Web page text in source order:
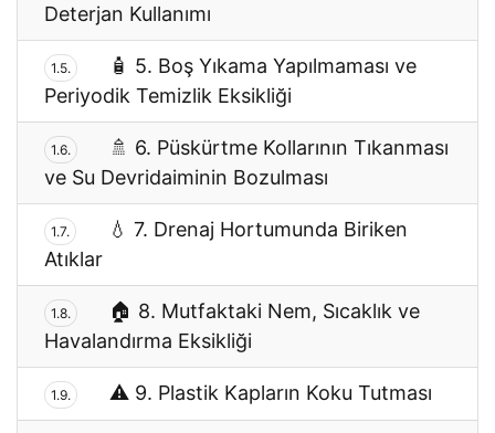
Deterjan Kullanımı
1.5.
🧴 5. Boş Yıkama Yapılmaması ve
Periyodik Temizlik Eksikliği
1.6.
🚿 6. Püskürtme Kollarının Tıkanması
ve Su Devridaiminin Bozulması
1.7.
💧 7. Drenaj Hortumunda Biriken
Atıklar
1.8.
🏠 8. Mutfaktaki Nem, Sıcaklık ve
Havalandırma Eksikliği
1.9. ⚠️ 9. Plastik Kapların Koku Tutması